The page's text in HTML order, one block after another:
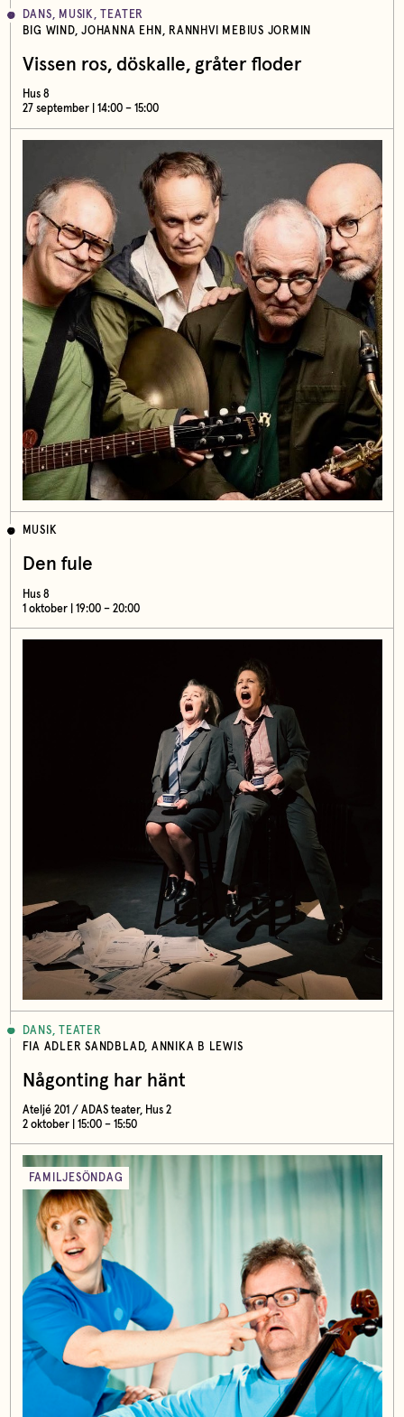
DANS, MUSIK, TEATER
BIG WIND, JOHANNA EHN, RANNHVI MEBIUS JORMIN
Vissen ros, döskalle, gråter floder
Hus 8
27 september | 14:00 – 15:00
MUSIK
Den fule
Hus 8
1 oktober | 19:00 – 20:00
DANS, TEATER
FIA ADLER SANDBLAD, ANNIKA B LEWIS
Någonting har hänt
Ateljé 201 / ADAS teater, Hus 2
2 oktober | 15:00 – 15:50
FAMILJESÖNDAG